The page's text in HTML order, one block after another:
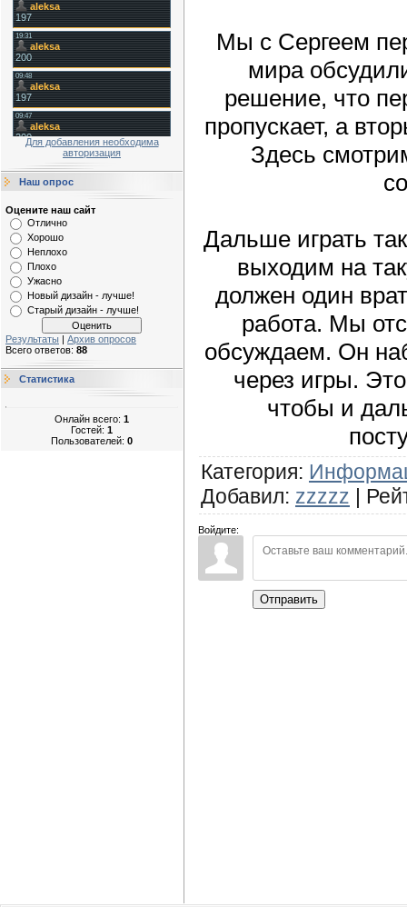
Для добавления необходима
авторизация
Наш опрос
Оцените наш сайт
Отлично
Хорошо
Неплохо
Плохо
Ужасно
Новый дизайн - лучше!
Старый дизайн - лучше!
Результаты | Архив опросов
Всего ответов: 88
Статистика
Онлайн всего: 1
Гостей: 1
Пользователей: 0
Мы с Сергеем
мира
решение, что
пропускает, а
Здесь
Дальше играть
выходим на
должен один
работа. Мы
обсуждаем. Он
через игры.
чтобы и
Категория:
Добавил: zzzzz |
Войдите:
Отправить